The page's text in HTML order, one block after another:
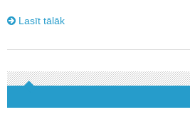
Lasīt tālāk